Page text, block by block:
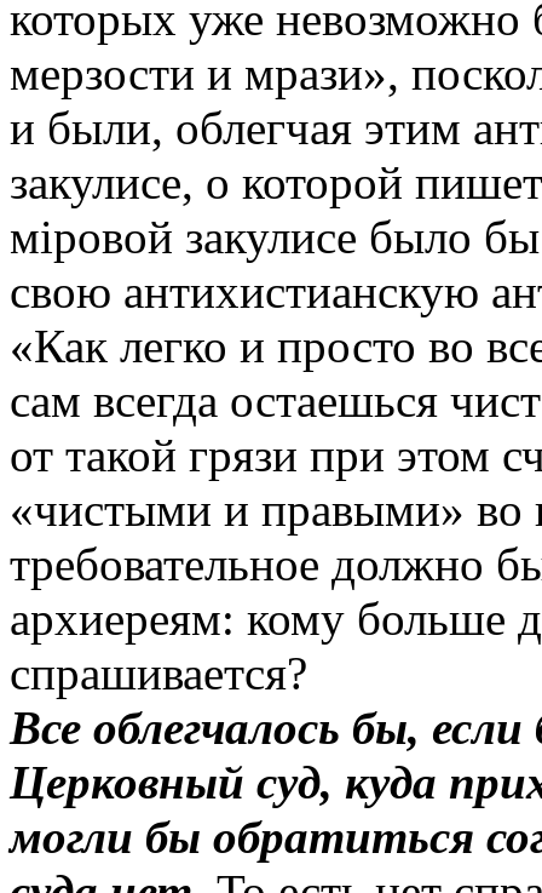
которых уже невозможно
мерзости и мрази»,
и были, облегчая этим
закулисе, о которой
міровой закулисе было
свою антихистианскую
«Как легко и просто во
сам всегда остаешься
от такой грязи при этом
«чистыми и правыми» во
требовательное должно
архиереям: кому больше
спрашивается?
Все облегчалось бы,
Церковный суд, куда
могли бы обратиться